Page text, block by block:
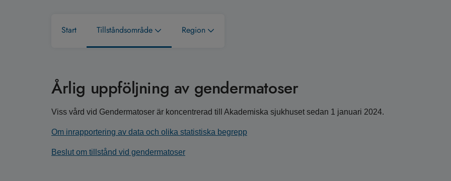
Start Tillståndsområde Region
Årlig uppföljning av gendermatoser
Viss vård vid Gendermatoser är koncentrerad till Akademiska sjukhuset sedan 1 januari 2024.
Om inrapportering av data och olika statistiska begrepp
Beslut om tillstånd vid gendermatoser